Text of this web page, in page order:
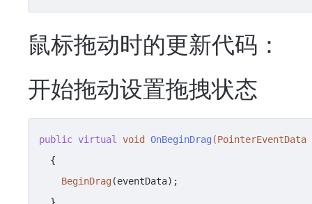
鼠标拖动时的更新代码：
开始拖动设置拖拽状态
public virtual void OnBeginDrag (PointerEventData
{
BeginDrag(eventData);